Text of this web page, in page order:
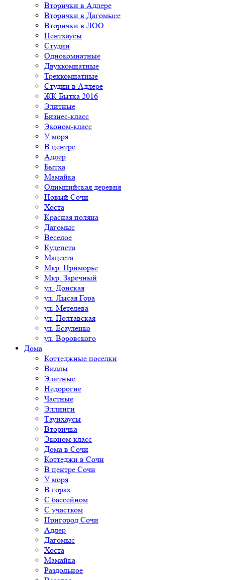
Вторички в Адлере
Вторички в Дагомысе
Вторички в ЛОО
Пентхаусы
Студии
Однокомнатные
Двухкомнатные
Трехкомнатные
Студии в Адлере
ЖК Бытха 2016
Элитные
Бизнес-класс
Эконом-класс
У моря
В центре
Адлер
Бытха
Мамайка
Олимпийская деревня
Новый Сочи
Хоста
Красная поляна
Дагомыс
Веселое
Кудепста
Мацеста
Мкр. Приморье
Мкр. Заречный
ул. Донская
ул. Лысая Гора
ул. Метелева
ул. Полтавская
ул. Есауленко
ул. Воровского
Дома
Коттеджные поселки
Виллы
Элитные
Недорогие
Частные
Эллинги
Таунхаусы
Вторичка
Эконом-класс
Дома в Сочи
Коттеджи в Сочи
В центре Сочи
У моря
В горах
С бассейном
С участком
Пригород Сочи
Адлер
Дагомыс
Хоста
Мамайка
Раздольное